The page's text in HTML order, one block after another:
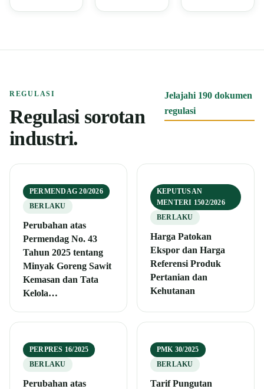
REGULASI
Regulasi sorotan
industri.
Jelajahi 190 dokumen
regulasi
PERMENDAG 20/2026
BERLAKU
Perubahan atas
Permendag No. 43
Tahun 2025 tentang
Minyak Goreng Sawit
Kemasan dan Tata
Kelola…
KEPUTUSAN
MENTERI 1502/2026
BERLAKU
Harga Patokan
Ekspor dan Harga
Referensi Produk
Pertanian dan
Kehutanan
PERPRES 16/2025
BERLAKU
Perubahan atas
PMK 30/2025
BERLAKU
Tarif Pungutan